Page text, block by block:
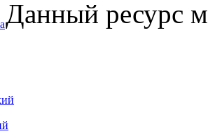
Данный ресурс